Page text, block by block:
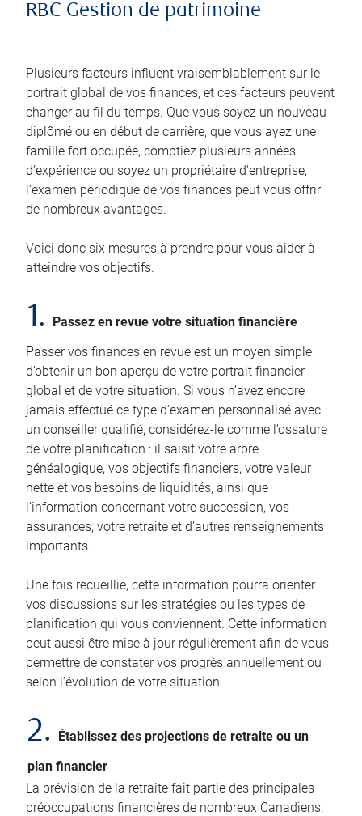
RBC Gestion de patrimoine
Plusieurs facteurs influent vraisemblablement sur le
portrait global de vos finances, et ces facteurs peuvent
changer au fil du temps. Que vous soyez un nouveau
diplômé ou en début de carrière, que vous ayez une
famille fort occupée, comptiez plusieurs années
d’expérience ou soyez un propriétaire d’entreprise,
l’examen périodique de vos finances peut vous offrir
de nombreux avantages.
Voici donc six mesures à prendre pour vous aider à
atteindre vos objectifs.
1.
Passez en revue votre situation financière
Passer vos finances en revue est un moyen simple
d’obtenir un bon aperçu de votre portrait financier
global et de votre situation. Si vous n’avez encore
jamais effectué ce type d’examen personnalisé avec
un conseiller qualifié, considérez-le comme l’ossature
de votre planification : il saisit votre arbre
généalogique, vos objectifs financiers, votre valeur
nette et vos besoins de liquidités, ainsi que
l’information concernant votre succession, vos
assurances, votre retraite et d’autres renseignements
importants.
Une fois recueillie, cette information pourra orienter
vos discussions sur les stratégies ou les types de
planification qui vous conviennent. Cette information
peut aussi être mise à jour régulièrement afin de vous
permettre de constater vos progrès annuellement ou
selon l’évolution de votre situation.
2.
Établissez des projections de retraite ou un
plan financier
La prévision de la retraite fait partie des principales
préoccupations financières de nombreux Canadiens.